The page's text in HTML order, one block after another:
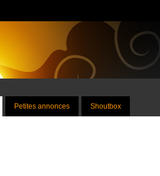
Petites annonces Shoutbox